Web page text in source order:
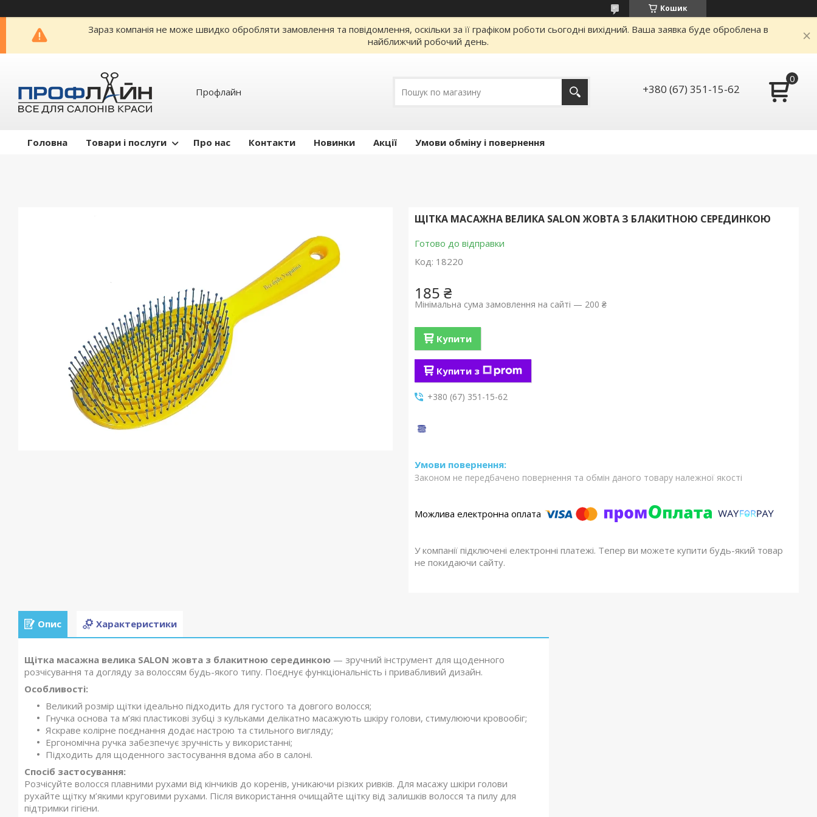
Кошик
Зараз компанія не може швидко обробляти замовлення та повідомлення, оскільки за її графіком роботи сьогодні вихідний. Ваша заявка буде оброблена в
найближчий робочий день.
Профлайн +380 (67) 351-15-62
Головна Товари і послуги Про нас Контакти Новинки Акції Умови обміну і повернення
ЩІТКА МАСАЖНА ВЕЛИКА SALON ЖОВТА З БЛАКИТНОЮ СЕРЕДИНКОЮ
Готово до відправки
Код: 18220
185 ₴
Мінімальна сума замовлення на сайті — 200 ₴
Купити
Купити з
+380 (67) 351-15-62
Законом не передбачено повернення та обмін даного товару належної якості
У компанії підключені електронні платежі. Тепер ви можете купити будь-який товар
не покидаючи сайту.
Опис Характеристики
Щітка масажна велика SALON жовта з блакитною серединкою — зручний інструмент для щоденного
розчісування та догляду за волоссям будь-якого типу. Поєднує функціональність і привабливий дизайн.
Особливості:
Великий розмір щітки ідеально підходить для густого та довгого волосся;
Гнучка основа та м’які пластикові зубці з кульками делікатно масажують шкіру голови, стимулюючи кровообіг;
Яскраве колірне поєднання додає настрою та стильного вигляду;
Ергономічна ручка забезпечує зручність у використанні;
Підходить для щоденного застосування вдома або в салоні.
Спосіб застосування:
Розчісуйте волосся плавними рухами від кінчиків до коренів, уникаючи різких ривків. Для масажу шкіри голови
рухайте щітку м’якими круговими рухами. Після використання очищайте щітку від залишків волосся та пилу для
підтримки гігієни.